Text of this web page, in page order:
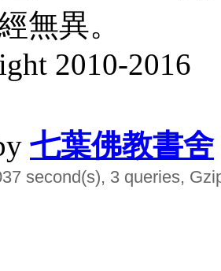
無異。
2010-2016
七葉佛教書舍
second(s), 3 queries,